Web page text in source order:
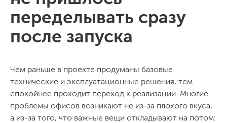
переделывать сразу
после запуска
Чем раньше в проекте продуманы базовые
технические и эксплуатационные решения, тем
спокойнее проходит переход к реализации. Многие
проблемы офисов возникают не из-за плохого вкуса,
а из-за того, что важные вещи откладывают на потом: